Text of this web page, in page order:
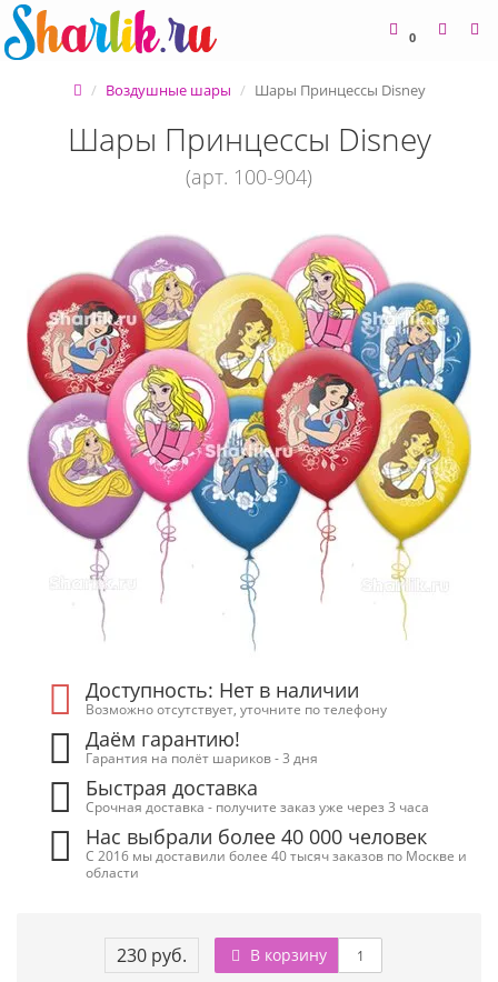
0
Воздушные шары Шары Принцессы Disney
Шары Принцессы Disney
(арт. 100-904)
Доступность: Нет в наличии
Возможно отсутствует, уточните по телефону
Даём гарантию!
Гарантия на полёт шариков - 3 дня
Быстрая доставка
Срочная доставка - получите заказ уже через 3 часа
Нас выбрали более 40 000 человек
С 2016 мы доставили более 40 тысяч заказов по Москве и
области
230 руб. В корзину